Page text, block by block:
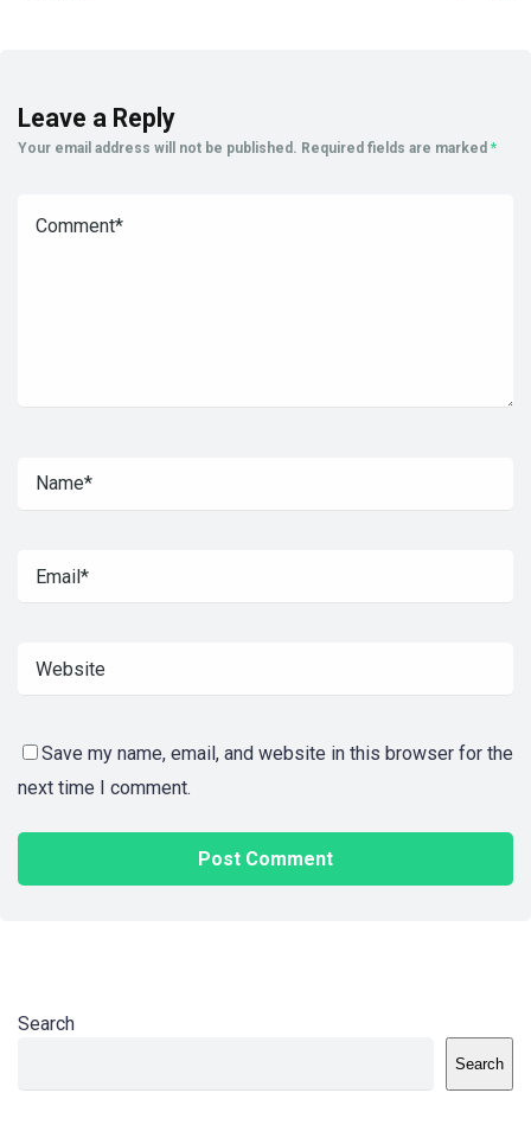
Leave a Reply
Your email address will not be published. Required fields are marked *
Save my name, email, and website in this browser for the
next time I comment.
Search
Search